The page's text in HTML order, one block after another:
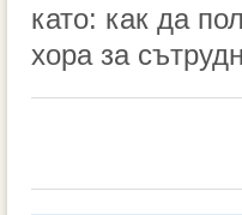
като: как да
хора за